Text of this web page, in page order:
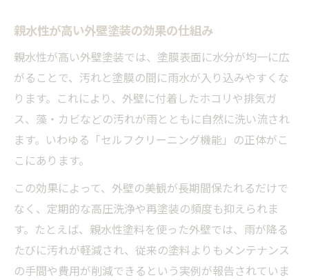
る
親水性塗装と疎水性の違いも徹底比較
撥水性との違いから見る外壁塗装選び
外壁塗装で親水性と撥水性の違いを知る
親水性塗装と撥水性塗装の選び方と特徴
親水性 撥水性 違いを外壁塗装で比較解説
親水性外壁塗装はどんな住環境に向くのか
親水性塗装のデメリットと最適な活用法
親水性が高い外壁塗装の効果の仕組み
親水性が高い外壁塗装では、塗膜表面に水分が均一に広
がることで、汚れと塗膜の間に雨水が入り込みやすくな
ります。これにより、外壁に付着したホコリや排気ガ
ス、藻・カビなどの汚れが雨とともに自然に洗い流され
ます。いわゆる「セルフクリーニング機能」の正体がこ
こにあります。
この効果によって、外壁の美観が長期間保たれるだけで
なく、定期的な高圧洗浄や再塗装の頻度も抑えられま
す。たとえば、親水性塗料を使った外壁では、雨が降る
たびに汚れが軽減され、従来の塗料よりもメンテナンス
の手間や費用が削減できるという実例が報告されていま